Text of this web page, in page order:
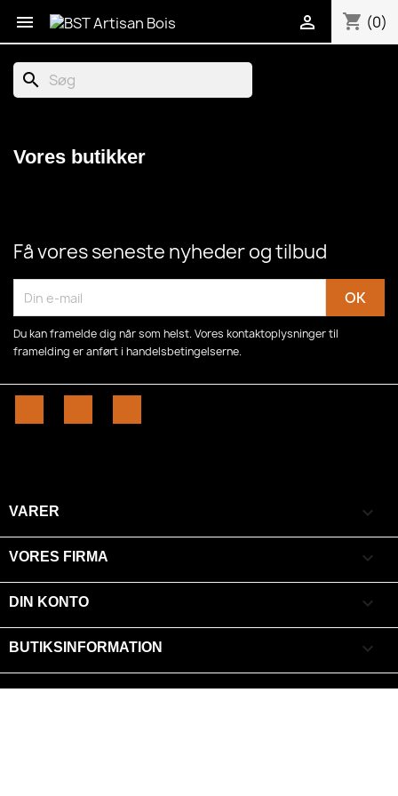
 shopping_cart (0)

search
Vores butikker
Få vores seneste nyheder og tilbud
Du kan framelde dig når som helst. Vores kontaktoplysninger til
framelding er anført i handelsbetingelserne.
VARER 
VORES FIRMA 
DIN KONTO 
BUTIKSINFORMATION keyboard_arrow_down